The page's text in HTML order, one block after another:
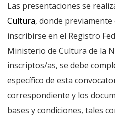
Las presentaciones se
Cultura, donde
inscribirse en el Registro
Ministerio de Cultura de la
inscriptos/as, se debe
específico de esta
correspondiente y los
bases y condiciones, tales